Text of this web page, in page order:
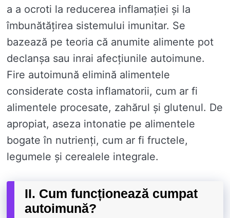
a a ocroti la reducerea inflamației și la
îmbunătățirea sistemului imunitar. Se
bazează pe teoria că anumite alimente pot
declanșa sau inrai afecțiunile autoimune.
Fire autoimună elimină alimentele
considerate costa inflamatorii, cum ar fi
alimentele procesate, zahărul și glutenul. De
apropiat, aseza intonatie pe alimentele
bogate în nutrienți, cum ar fi fructele,
legumele și cerealele integrale.
II. Cum funcționează cumpat
autoimună?